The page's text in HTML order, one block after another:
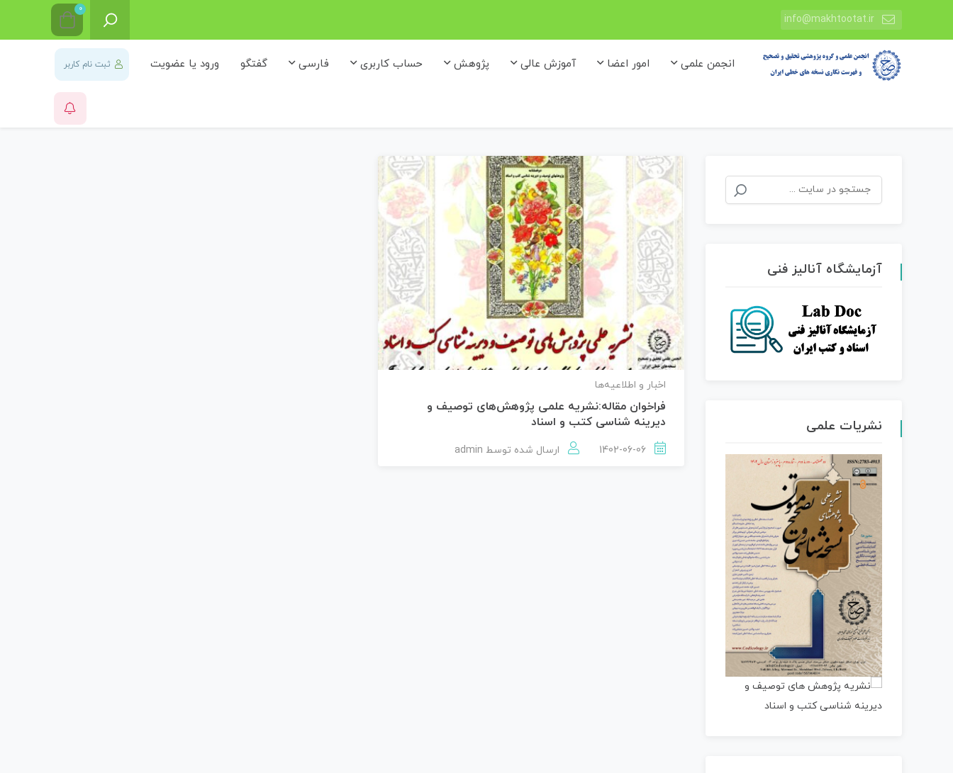
info@makhtootat.ir
0
انجمن علمی امور اعضا آموزش عالی پژوهش حساب کاربری فارسی گفتگو ورود یا عضویت ثبت نام کاربر
اخبار و اطلاعیه‌ها
فراخوان مقاله:نشریه علمی پژوهش‌های توصیف و
دیرینه شناسی کتب و اسناد
1402-06-06 ارسال شده توسط admin
جستجو
برای:
آزمایشگاه آنالیز فنی
نشریات علمی